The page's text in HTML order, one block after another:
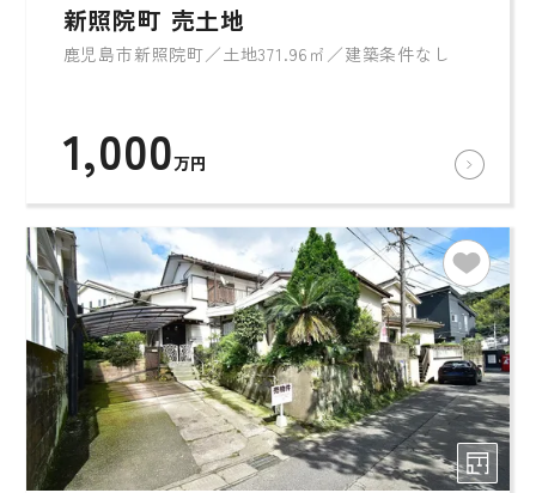
新照院町 売土地
鹿児島市新照院町／土地371.96㎡／建築条件なし
1,000万円